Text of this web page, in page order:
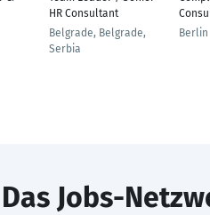
HR Consultant
Belgrade, Belgrade,
Serbia
Berlin
Das Jobs-